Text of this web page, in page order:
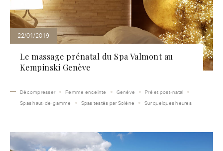
22/01/2019
Le massage prénatal du Spa Valmont au
Kempinski Genève
Décompresser Femme enceinte Genève
Pré et post-natal
Spas haut-de-gamme
Spas testés par Solène Sur quelques heures